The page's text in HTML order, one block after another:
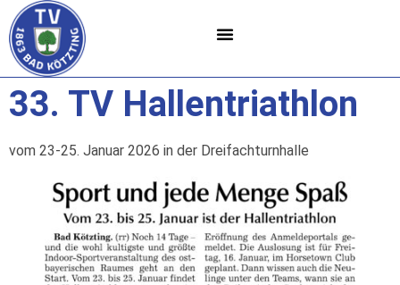
33. TV Hallentriathlon
vom 23-25. Januar 2026 in der Dreifachturnhalle